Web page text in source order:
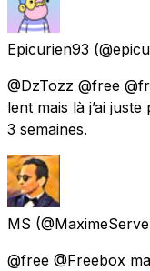
Epicurien93
@DzTozz @free
lent mais là j’ai
3 semaines.
MS
@free @Freebox